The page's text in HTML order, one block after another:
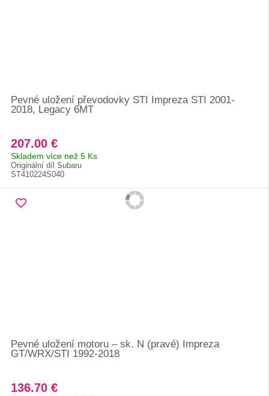
Pevné uložení převodovky STI Impreza STI 2001-
2018, Legacy 6MT
207.00 €
Skladem více než 5 Ks
Originální díl Subaru
ST410224S040
Pevné uložení motoru – sk. N (pravé) Impreza
GT/WRX/STI 1992-2018
136.70 €